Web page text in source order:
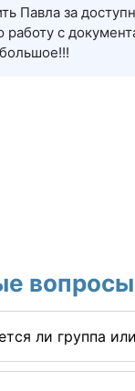
Павла за
работу с
вопросы
ли группа